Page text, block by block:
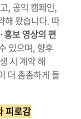
, 공익 캠페인,
해 왔습니다. 따
홍보 영상의 편
있으며, 향후
시 계약 해
더 촘촘하게 들
피로감